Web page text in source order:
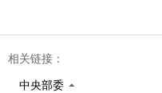
相关链接：
中央部委